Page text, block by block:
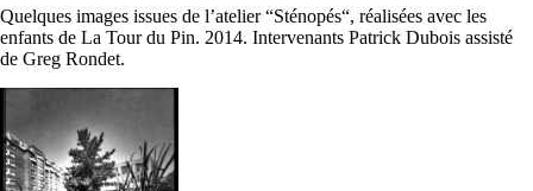
Quelques images issues de l’atelier “Sténopés“, réalisées avec les
enfants de La Tour du Pin. 2014. Intervenants Patrick Dubois assisté
de Greg Rondet.